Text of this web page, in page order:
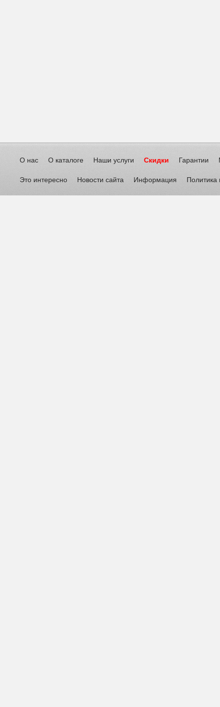
О нас О каталоге Наши услуги Скидки Гарантии
Это интересно Новости сайта Информация Политика